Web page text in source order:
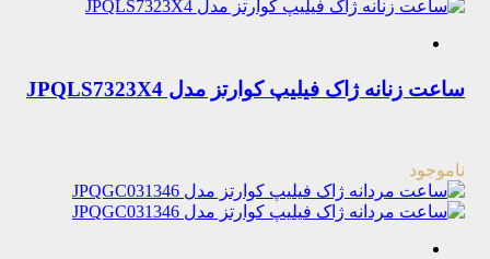
ساعت زنانه ژاک فیلیپ کوارتز مدل JPQLS7323X4
ناموجود